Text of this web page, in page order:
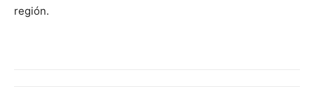
región.